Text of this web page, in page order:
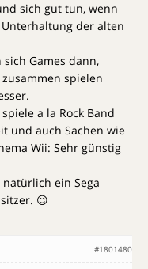
sich gut tun, wenn
der alten
sich Games dann,
spielen
a la Rock Band
und auch Sachen wie
Wii: Sehr günstig
natürlich ein Sega
😉
#1801480